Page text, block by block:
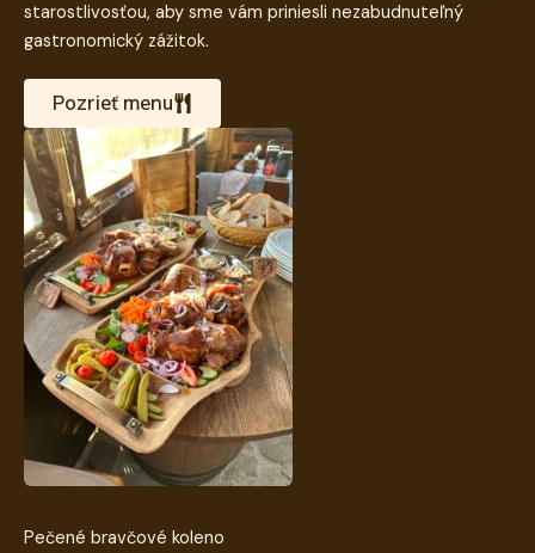
starostlivosťou, aby sme vám priniesli nezabudnuteľný
gastronomický zážitok.
Pozrieť menu
Pečené bravčové koleno